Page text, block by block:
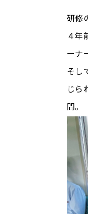
研修
４年
ーナ
そし
じら
問。